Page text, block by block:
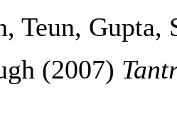
Teun,
(2007)